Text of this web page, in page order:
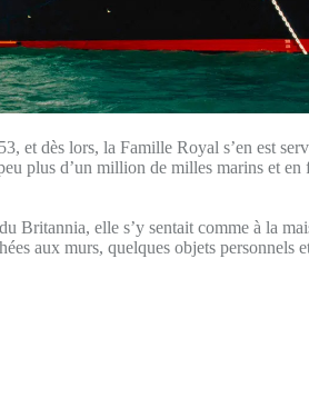
et dès lors, la Famille Royal s’en est
plus d’un million de milles marins et en
Britannia, elle s’y sentait comme à la
aux murs, quelques objets personnels